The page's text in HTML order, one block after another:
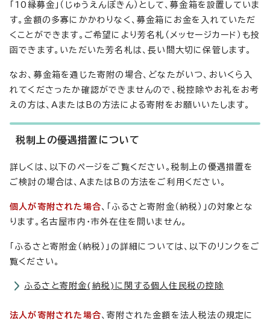
「10縁募金」（じゅうえんぼきん）として、募金箱を設置していま
す。金額の多寡にかかわりなく、募金箱にお金を入れていただ
くことができます。ご希望により芳名札（メッセージカード）も投
函できます。いただいた芳名札は、長い間大切に保管します。
なお、募金箱を通じた寄附の場合、どなたがいつ、おいくら入
れてくださったか確認ができませんので、税控除やお礼をお考
えの方は、AまたはBの方法による寄附をお願いいたします。
税制上の優遇措置について
詳しくは、以下のページをご覧ください。税制上の優遇措置を
ご検討の場合は、AまたはBの方法をご利用ください。
個人が寄附された場合、「ふるさと寄附金（納税）」の対象とな
ります。名古屋市内・市外在住を問いません。
「ふるさと寄附金（納税）」の詳細については、以下のリンクをご
覧ください。
ふるさと寄附金(納税)に関する個人住民税の控除
法人が寄附された場合、寄附された金額を法人税法の規定に